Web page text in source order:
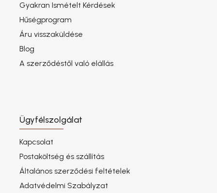
Gyakran Ismételt Kérdések
Hűségprogram
Áru visszaküldése
Blog
A szerződéstől való elállás
Ügyfélszolgálat
Kapcsolat
Postaköltség és szállítás
Általános szerződési feltételek
Adatvédelmi Szabályzat